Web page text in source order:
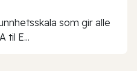
som gir alle
til E...